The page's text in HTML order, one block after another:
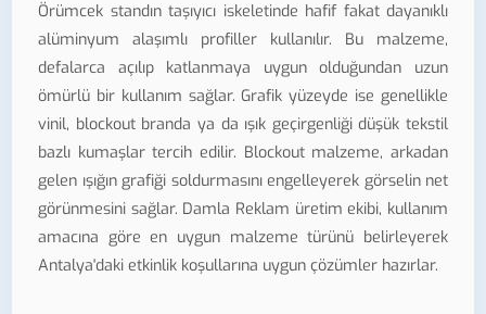
Örümcek standın taşıyıcı iskeletinde hafif fakat dayanıklı
alüminyum alaşımlı profiller kullanılır. Bu malzeme,
defalarca açılıp katlanmaya uygun olduğundan uzun
ömürlü bir kullanım sağlar. Grafik yüzeyde ise genellikle
vinil, blockout branda ya da ışık geçirgenliği düşük tekstil
bazlı kumaşlar tercih edilir. Blockout malzeme, arkadan
gelen ışığın grafiği soldurmasını engelleyerek görselin net
görünmesini sağlar. Damla Reklam üretim ekibi, kullanım
amacına göre en uygun malzeme türünü belirleyerek
Antalya'daki etkinlik koşullarına uygun çözümler hazırlar.